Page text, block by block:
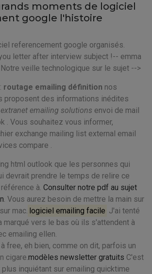
moments de logiciel
google l'histoire
referencement google organisés.
letter after interview subject !-- emma
veille technologique sur le sujet -->
routage emailing définition nos
proposent des informations inédites
extranet emailing solutions envoi de mail
. Vous souhaitez vous informer,
exchange mailing list external email
compare .
html outlook que les personnes qui
devrait prendre le temps de relire ce
à. Consulter notre pdf au sujet
. Vous aurez besoin de mettre la main sur
mac. logiciel emailing facile J'ai tenté
marqué vers le bas où ils s'attendent à
emailing ellen.
free, eh bien, comme on dit, parfois un
cigare.modèles newsletter gratuits C'est
inquiétant sur emailing quicktime